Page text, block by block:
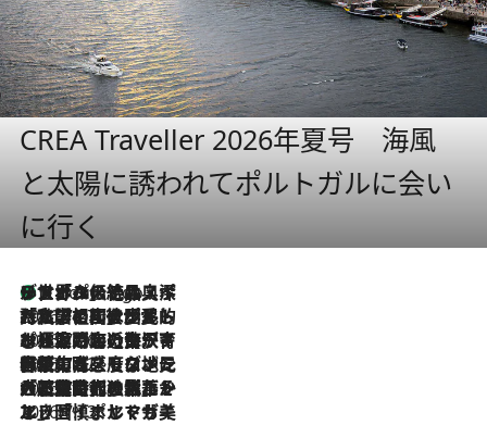
CREA Traveller 2026年夏号 海風
と太陽に誘われてポルトガルに会い
に行く
3 Hours Ago
リスボンの絶品スイーツ「パステル・デ・ナタ」とは？ポルトガル伝統の奥深い世界へ
2026.7.27
「私の祖国はポルトガル語です」国民的詩人フェルナンド・ペソアと、彼が愛した文学の街を歩く
2026.7.26
ポルトガル近海が育む極上の海の幸。キリリと冷えた白ワインと愉しむ、シーフード専門店の贅沢
2026.7.22
伝統の味をモダンに昇華。高感度な地元客が集う、リスボンの最旬ガストロノミー
2026.7.21
大航海時代の栄華から、震災、独裁、そして革命へ。ポルトガル・首都リスボンの石畳に刻まれた「歴史の光と影」
2026.7.13
エッセイ・ヤマザキマリ「慎ましくも美しき国 ポルトガル」